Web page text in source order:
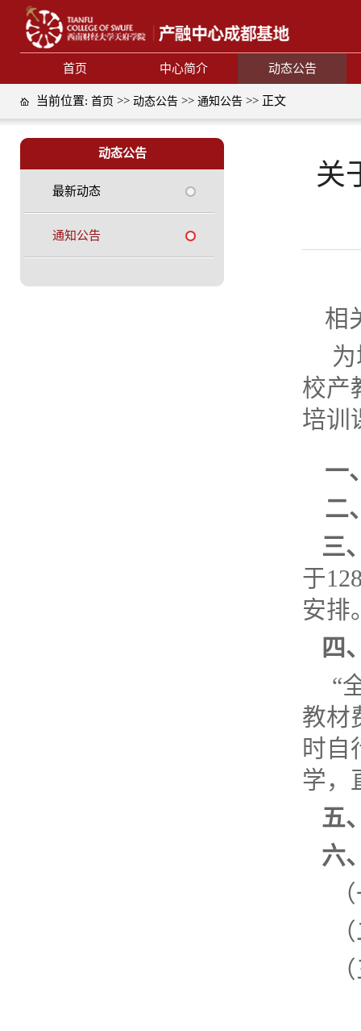
首页 中心简介 动态公告
当前位置: 首页 >> 动态公告 >> 通知公告 >> 正文
动态公告
最新动态
通知公告
关
相
校产
培训
一
二
三
于
安排
四
“
教材
时自
学，
五
六